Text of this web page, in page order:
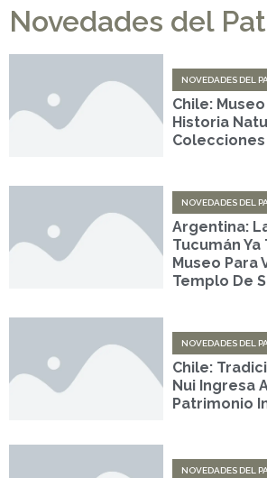
Novedades del
NOVEDADES DEL
Chile:
Historia
Colecciones
NOVEDADES DEL
Argentina:
Tucumán
Museo Para
Templo De
NOVEDADES DEL
Chile:
Nui Ingresa
Patrimonio
NOVEDADES DEL